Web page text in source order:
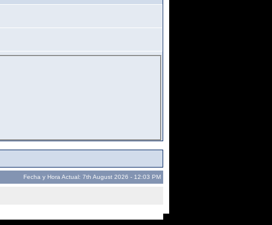
Fecha y Hora Actual: 7th August 2026 - 12:03 PM